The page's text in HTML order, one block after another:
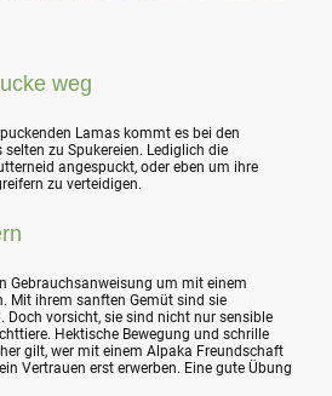
weg
Lamas kommt es bei den
zu Spukereien. Lediglich die
angespuckt, oder eben um ihre
zu verteidigen.
Gebrauchsanweisung um mit einem
Mit ihrem sanften Gemüt sind sie
Doch vorsicht, sie sind nicht nur sensible
Hektische Bewegung und schrille
gilt, wer mit einem Alpaka Freundschaft
Vertrauen erst erwerben. Eine gute Übung